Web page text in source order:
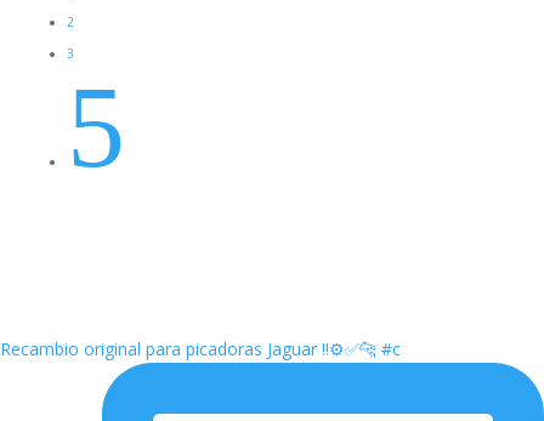
2
3
5
Recambio original para picadoras Jaguar ‼️⚙️✅🐆 #c